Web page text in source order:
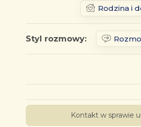
Rodzina i
Styl rozmowy:
Kontakt w sprawie